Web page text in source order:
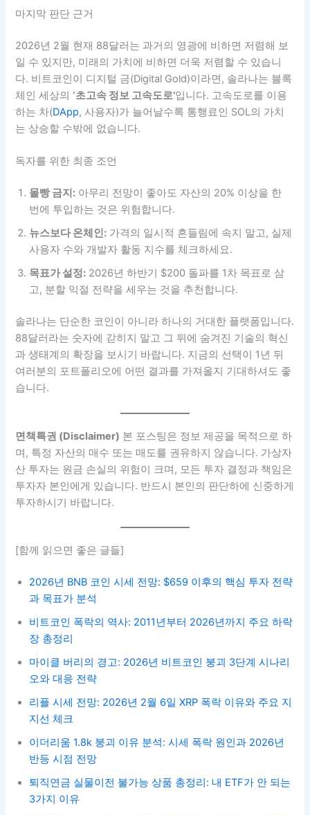
마지막 판단 근거
2026년 2월 현재 88달러는 과거의 영광에 비하면 저렴해 보
일 수 있지만, 미래의 가치에 비하면 더욱 저렴할 수 있습니
다. 비트코인이 디지털 금(Digital Gold)이라면, 솔라나는 블록
체인 세상의 ‘초고속 정보 고속도로’입니다. 고속도로를 이용
하는 차(DApp, 사용자)가 늘어날수록 통행료인 SOL의 가치
는 상승할 수밖에 없습니다.
독자를 위한 최종 조언
몰빵 금지: 아무리 전망이 좋아도 자산의 20% 이상을 한
번에 투입하는 것은 위험합니다.
뉴스보다 온체인: 가격의 일시적 흔들림에 속지 말고, 실제
사용자 수와 개발자 활동 지수를 체크하세요.
목표가 설정: 2026년 하반기 $200 돌파를 1차 목표로 삼
고, 분할 익절 전략을 세우는 것을 추천합니다.
솔라나는 단순한 코인이 아니라 하나의 거대한 플랫폼입니다.
88달러라는 숫자에 갇히지 말고 그 뒤에 숨겨진 기술의 혁신
과 생태계의 확장을 보시기 바랍니다. 지금의 선택이 1년 뒤
여러분의 포트폴리오에 어떤 결과를 가져올지 기대하셔도 좋
습니다.
면책특권 (Disclaimer) 본 포스팅은 정보 제공을 목적으로 하
며, 특정 자산의 매수 또는 매도를 권유하지 않습니다. 가상자
산 투자는 원금 손실의 위험이 크며, 모든 투자 결정과 책임은
투자자 본인에게 있습니다. 반드시 본인의 판단하에 신중하게
투자하시기 바랍니다.
[함께 읽으면 좋은 글들]
2026년 BNB 코인 시세 전망: $659 이후의 핵심 투자 전략
과 목표가 분석
비트코인 폭락의 역사: 2011년부터 2026년까지 주요 하락
장 총정리
마이클 버리의 경고: 2026년 비트코인 붕괴 3단계 시나리
오와 대응 전략
리플 시세 전망: 2026년 2월 6일 XRP 폭락 이유와 주요 지
지선 체크
이더리움 1.8k 붕괴 이유 분석: 시세 폭락 원인과 2026년
반등 시점 전망
퇴직연금 실물이전 불가능 상품 총정리: 내 ETF가 안 되는
3가지 이유